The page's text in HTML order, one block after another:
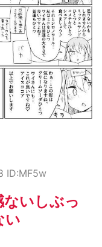
ID:MF5w
いしぶっ
い